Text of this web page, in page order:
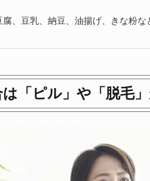
腐、豆乳、納豆、油揚げ、きな粉な
「ピル」や「脱毛